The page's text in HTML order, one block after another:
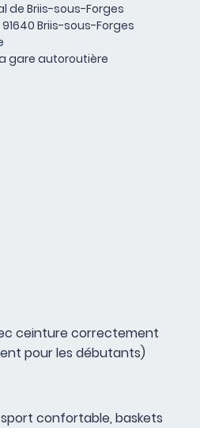
de Briis-sous-Forges
Briis-sous-Forges
gare autoroutière
ceinture correctement
pour les débutants)
confortable, baskets